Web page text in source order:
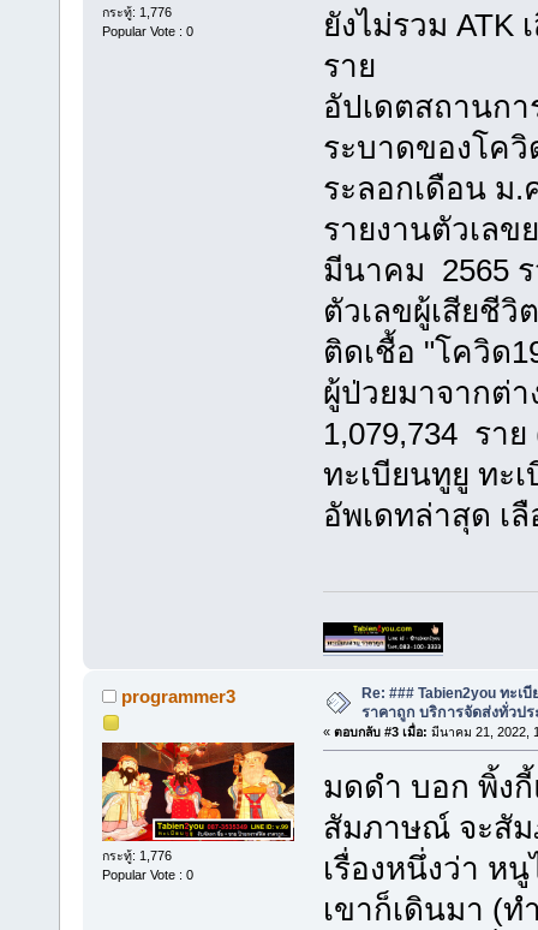
กระทู้: 1,776
Popular Vote : 0
ยังไม่รวม ATK
ราย
อัปเดตสถานก
ระบาดของโควิ
ระลอกเดือน ม
รายงานตัวเล
มีนาคม 2565
ตัวเลขผู้เสียชี
ติดเชื้อ "โควิด
ผู้ป่วยมาจากต่
1,079,734 รา
ทะเบียนทูยู ทะ
อัพเดทล่าสุด เลื
programmer3
กระทู้: 1,776
Popular Vote : 0
Re: ### Tabien2you ทะเ
ราคาถูก บริการจัดส่งทั่วปร
« ตอบกลับ #3 เมื่อ: มีนาคม 21, 2022,
มดดำ บอก พิ้ง
สัมภาษณ์ จะสัม
เรื่องหนึ่งว่า ห
เขาก็เดินมา (